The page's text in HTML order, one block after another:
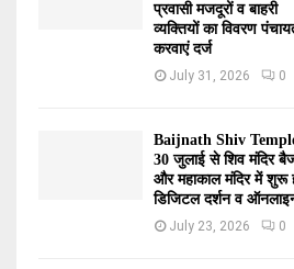
प्रवासी मजदूरों व बाहरी
व्यक्तियों का विवरण
करवाएं दर्ज
July 31, 2026 0
Baijnath Shiv
30 जुलाई से शिव मंदिर
और महाकाल मंदिर में शुरू
डिजिटल दर्शन व
July 23, 2026 0